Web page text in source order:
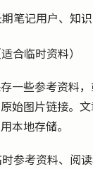
期笔记用户、知
适合临时资料）
一些参考资料
始图片链接。
本地存储。
参考资料、阅